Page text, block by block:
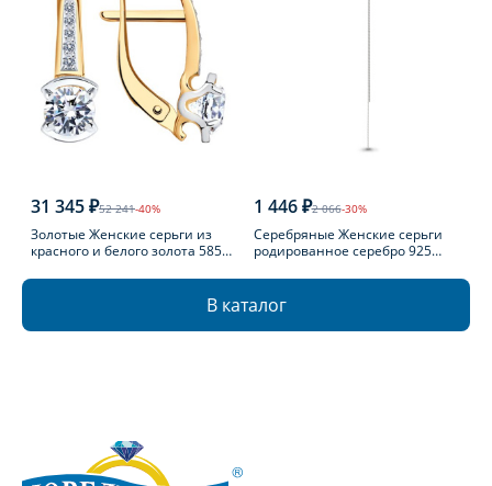
31 345 ₽52 241-40%
Золотые Женские серьги из
красного и белого золота 585
1 446 ₽2 066-30%
Серебряные Женские серьги
родированное серебро 925
В каталог